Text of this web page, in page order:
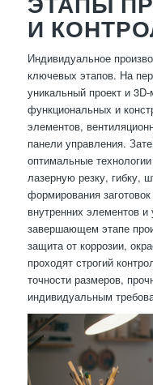
И
Индивидуальное
ключевых этапов. На
уникальный проект и
функциональных и
элементов,
панели управления.
оптимальные
лазерную резку, гибку,
формирования
внутренних элементов
завершающем этапе
защита от коррозии,
проходят строгий
точности размеров,
индивидуальным